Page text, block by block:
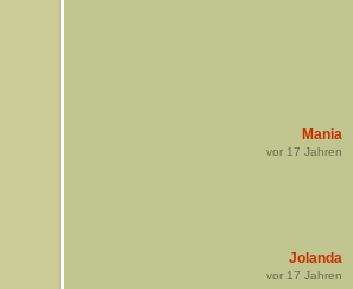
Mania
vor 17 Jahren
Jolanda
vor 17 Jahren